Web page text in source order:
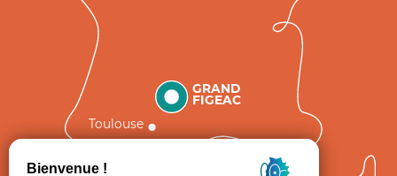
GRAND
FIGEAC
Toulouse